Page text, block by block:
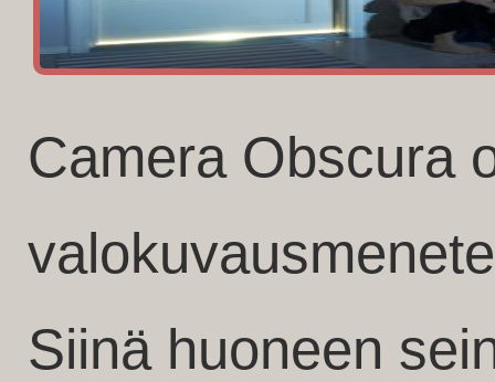
Camera Obscura
Siinä huoneen